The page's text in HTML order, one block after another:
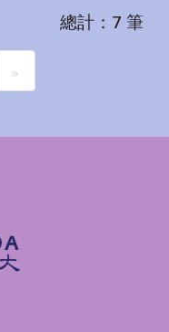
總計：7 筆
»